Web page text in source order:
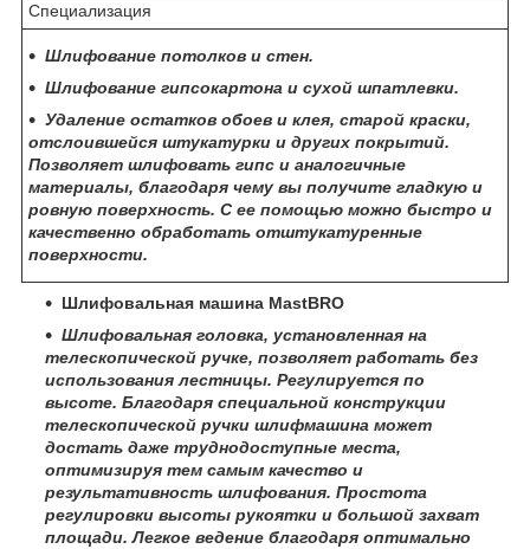
Специализация
Шлифование потолков и стен.
Шлифование гипсокартона и сухой шпатлевки.
Удаление остатков обоев и клея, старой краски,
отслоившейся штукатурки и других покрытий.
Позволяет шлифовать гипс и аналогичные
материалы, благодаря чему вы получите гладкую и
ровную поверхность. С ее помощью можно быстро и
качественно обработать отштукатуренные
поверхности.
Шлифовальная машина MastBRO
Шлифовальная головка, установленная на
телескопической ручке, позволяет работать без
использования лестницы. Регулируется по
высоте. Благодаря специальной конструкции
телескопической ручки шлифмашина может
достать даже труднодоступные места,
оптимизируя тем самым качество и
результативность шлифования. Простота
регулировки высоты рукоятки и большой захват
площади. Легкое ведение благодаря оптимально